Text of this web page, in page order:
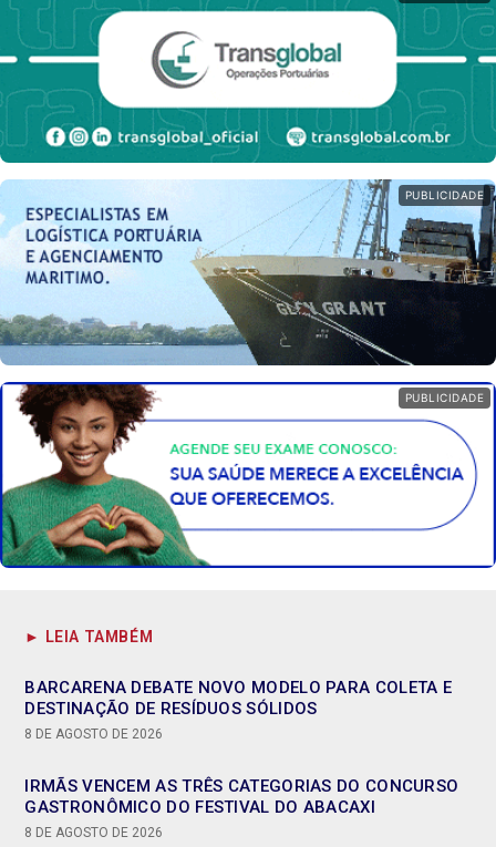
PUBLICIDADE
PUBLICIDADE
► LEIA TAMBÉM
BARCARENA DEBATE NOVO MODELO PARA COLETA E
DESTINAÇÃO DE RESÍDUOS SÓLIDOS
8 DE AGOSTO DE 2026
IRMÃS VENCEM AS TRÊS CATEGORIAS DO CONCURSO
GASTRONÔMICO DO FESTIVAL DO ABACAXI
8 DE AGOSTO DE 2026